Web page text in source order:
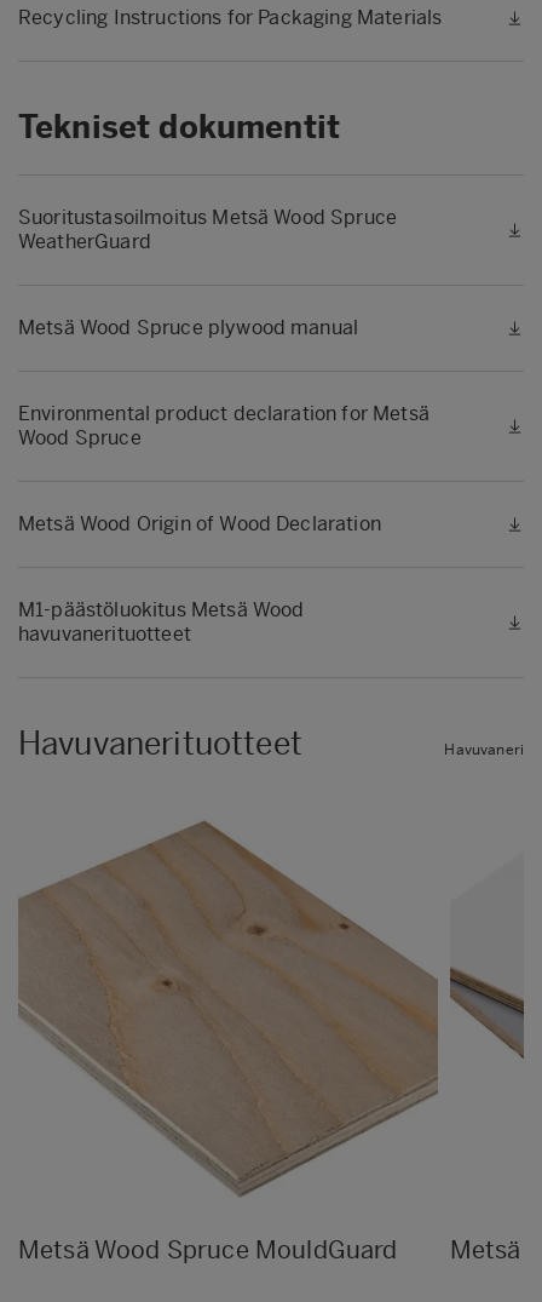
Recycling Instructions for Packaging Materials
Tekniset dokumentit
Suoritustasoilmoitus Metsä Wood Spruce
WeatherGuard
Metsä Wood Spruce plywood manual
Environmental product declaration for Metsä
Wood Spruce
Metsä Wood Origin of Wood Declaration
M1-päästöluokitus Metsä Wood
havuvanerituotteet
Havuvanerituotteet Havuvaneri
Metsä Wood Spruce MouldGuard Metsä